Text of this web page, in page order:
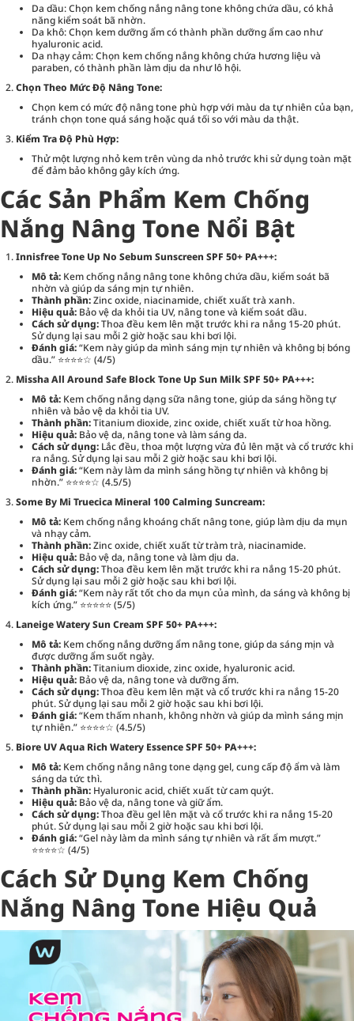
Da dầu: Chọn kem chống nắng nâng tone không chứa dầu, có khả
năng kiểm soát bã nhờn.
Da khô: Chọn kem dưỡng ẩm có thành phần dưỡng ẩm cao như
hyaluronic acid.
Da nhạy cảm: Chọn kem chống nắng không chứa hương liệu và
paraben, có thành phần làm dịu da như lô hội.
Chọn Theo Mức Độ Nâng Tone:
Chọn kem có mức độ nâng tone phù hợp với màu da tự nhiên của bạn,
tránh chọn tone quá sáng hoặc quá tối so với màu da thật.
Kiểm Tra Độ Phù Hợp:
Thử một lượng nhỏ kem trên vùng da nhỏ trước khi sử dụng toàn mặt
để đảm bảo không gây kích ứng.
Các Sản Phẩm Kem Chống
Nắng Nâng Tone Nổi Bật
Innisfree Tone Up No Sebum Sunscreen SPF 50+ PA+++:
Mô tả: Kem chống nắng nâng tone không chứa dầu, kiểm soát bã
nhờn và giúp da sáng mịn tự nhiên.
Thành phần:Zinc oxide, niacinamide, chiết xuất trà xanh.
Hiệu quả: Bảo vệ da khỏi tia UV, nâng tone và kiểm soát dầu.
Cách sử dụng:Thoa đều kem lên mặt trước khi ra nắng 15-20 phút.
Sử dụng lại sau mỗi 2 giờ hoặc sau khi bơi lội.
Đánh giá:“Kem này giúp da mình sáng mịn tự nhiên và không bị bóng
dầu.” ⭐⭐⭐⭐☆ (4/5)
Missha All Around Safe Block Tone Up Sun Milk SPF 50+ PA+++:
Mô tả: Kem chống nắng dạng sữa nâng tone, giúp da sáng hồng tự
nhiên và bảo vệ da khỏi tia UV.
Thành phần:Titanium dioxide, zinc oxide, chiết xuất từ hoa hồng.
Hiệu quả: Bảo vệ da, nâng tone và làm sáng da.
Cách sử dụng: Lắc đều, thoa một lượng vừa đủ lên mặt và cổ trước khi
ra nắng. Sử dụng lại sau mỗi 2 giờ hoặc sau khi bơi lội.
Đánh giá:“Kem này làm da mình sáng hồng tự nhiên và không bị
nhờn.” ⭐⭐⭐⭐☆ (4.5/5)
Some By Mi Truecica Mineral 100 Calming Suncream:
Mô tả: Kem chống nắng khoáng chất nâng tone, giúp làm dịu da mụn
và nhạy cảm.
Thành phần:Zinc oxide, chiết xuất từ tràm trà, niacinamide.
Hiệu quả: Bảo vệ da, nâng tone và làm dịu da.
Cách sử dụng:Thoa đều kem lên mặt trước khi ra nắng 15-20 phút.
Sử dụng lại sau mỗi 2 giờ hoặc sau khi bơi lội.
Đánh giá:“Kem này rất tốt cho da mụn của mình, da sáng và không bị
kích ứng.” ⭐⭐⭐⭐⭐ (5/5)
Laneige Watery Sun Cream SPF 50+ PA+++:
Mô tả: Kem chống nắng dưỡng ẩm nâng tone, giúp da sáng mịn và
được dưỡng ẩm suốt ngày.
Thành phần:Titanium dioxide, zinc oxide, hyaluronic acid.
Hiệu quả: Bảo vệ da, nâng tone và dưỡng ẩm.
Cách sử dụng:Thoa đều kem lên mặt và cổ trước khi ra nắng 15-20
phút. Sử dụng lại sau mỗi 2 giờ hoặc sau khi bơi lội.
Đánh giá:“Kem thấm nhanh, không nhờn và giúp da mình sáng mịn
tự nhiên.” ⭐⭐⭐⭐☆ (4.5/5)
Biore UV Aqua Rich Watery Essence SPF 50+ PA+++:
Mô tả: Kem chống nắng nâng tone dạng gel, cung cấp độ ẩm và làm
sáng da tức thì.
Thành phần: Hyaluronic acid, chiết xuất từ cam quýt.
Hiệu quả: Bảo vệ da, nâng tone và giữ ẩm.
Cách sử dụng:Thoa đều gel lên mặt và cổ trước khi ra nắng 15-20
phút. Sử dụng lại sau mỗi 2 giờ hoặc sau khi bơi lội.
Đánh giá:“Gel này làm da mình sáng tự nhiên và rất ẩm mượt.”
⭐⭐⭐⭐☆ (4/5)
Cách Sử Dụng Kem Chống
Nắng Nâng Tone Hiệu Quả